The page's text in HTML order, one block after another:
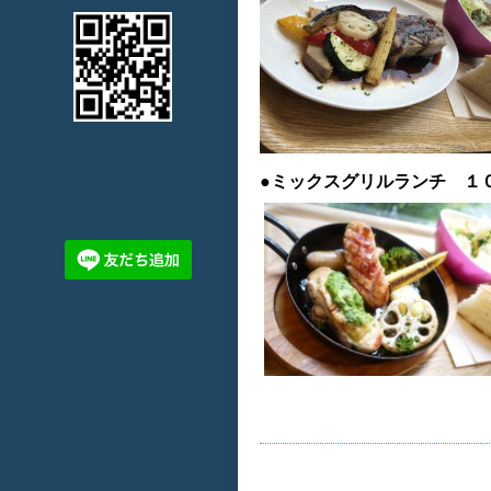
●ミックスグリルランチ １